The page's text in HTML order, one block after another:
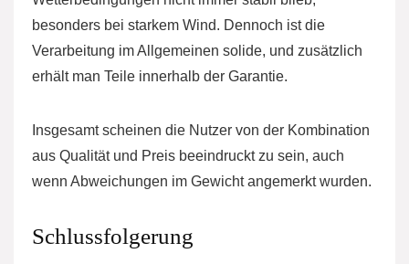
besonders bei starkem Wind. Dennoch ist die
Verarbeitung im Allgemeinen solide, und zusätzlich
erhält man Teile innerhalb der Garantie.
Insgesamt scheinen die Nutzer von der Kombination
aus Qualität und Preis beeindruckt zu sein, auch
wenn Abweichungen im Gewicht angemerkt wurden.
Schlussfolgerung